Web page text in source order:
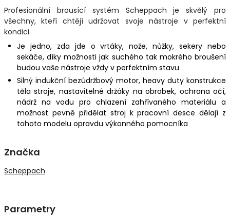
Profesionální brousící systém Scheppach je skvělý pro
všechny, kteří chtějí udržovat svoje nástroje v perfektní
kondici.
Je jedno, zda jde o vrtáky, nože, nůžky, sekery nebo
sekáče, díky možnosti jak suchého tak mokrého broušení
budou vaše nástroje vždy v perfektním stavu
Silný indukční bezúdržbový motor, heavy duty konstrukce
těla stroje, nastavitelné držáky na obrobek, ochrana očí,
nádrž na vodu pro chlazení zahřívaného materiálu a
možnost pevně přidělat stroj k pracovní desce dělají z
tohoto modelu opravdu výkonného pomocníka
Značka
Scheppach
Parametry